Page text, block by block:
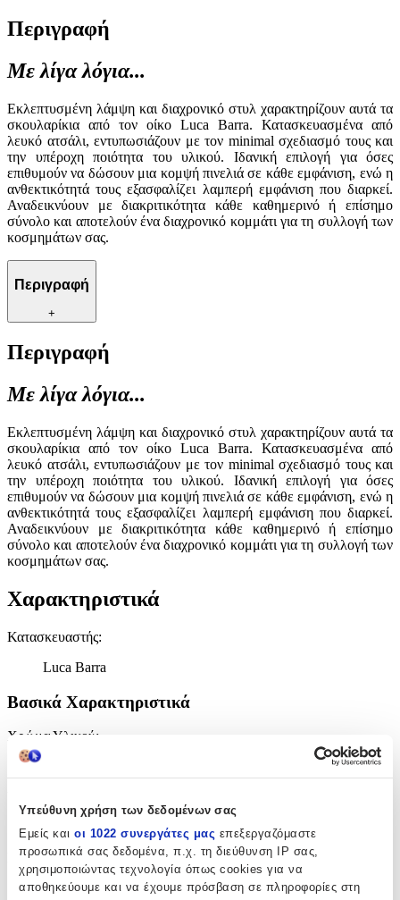
Υπεύθυνη χρήση των δεδομένων σας
Εμείς και οι 1022 συνεργάτες μας επεξεργαζόμαστε
προσωπικά σας δεδομένα, π.χ. τη διεύθυνση IP σας,
χρησιμοποιώντας τεχνολογία όπως cookies για να
αποθηκεύουμε και να έχουμε πρόσβαση σε πληροφορίες στη
Περιγραφή
Με λίγα λόγια...
Εκλεπτυσμένη λάμψη και διαχρονικό στυλ χαρακτηρίζουν αυτά τα
σκουλαρίκια από τον οίκο Luca Barra. Κατασκευασμένα από
λευκό ατσάλι, εντυπωσιάζουν με τον minimal σχεδιασμό τους και
την υπέροχη ποιότητα του υλικού. Ιδανική επιλογή για όσες
επιθυμούν να δώσουν μια κομψή πινελιά σε κάθε εμφάνιση, ενώ η
ανθεκτικότητά τους εξασφαλίζει λαμπερή εμφάνιση που διαρκεί.
Αναδεικνύουν με διακριτικότητα κάθε καθημερινό ή επίσημο
σύνολο και αποτελούν ένα διαχρονικό κομμάτι για τη συλλογή των
κοσμημάτων σας.
Περιγραφή
+
Περιγραφή
Με λίγα λόγια...
Εκλεπτυσμένη λάμψη και διαχρονικό στυλ χαρακτηρίζουν αυτά τα
σκουλαρίκια από τον οίκο Luca Barra. Κατασκευασμένα από
λευκό ατσάλι, εντυπωσιάζουν με τον minimal σχεδιασμό τους και
την υπέροχη ποιότητα του υλικού. Ιδανική επιλογή για όσες
επιθυμούν να δώσουν μια κομψή πινελιά σε κάθε εμφάνιση, ενώ η
ανθεκτικότητά τους εξασφαλίζει λαμπερή εμφάνιση που διαρκεί.
Αναδεικνύουν με διακριτικότητα κάθε καθημερινό ή επίσημο
σύνολο και αποτελούν ένα διαχρονικό κομμάτι για τη συλλογή των
κοσμημάτων σας.
Χαρακτηριστικά
Κατασκευαστής:
Luca Barra
Βασικά Χαρακτηριστικά
Χρώμα Υλικού:
Επιχρυσωμένα:
Όχι